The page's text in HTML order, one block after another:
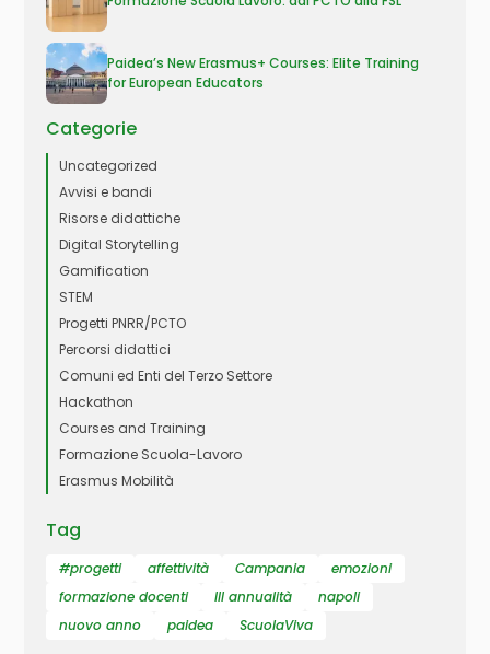
Paidea’s New Erasmus+ Courses: Elite Training
for European Educators
Categorie
Uncategorized
Avvisi e bandi
Risorse didattiche
Digital Storytelling
Gamification
STEM
Progetti PNRR/PCTO
Percorsi didattici
Comuni ed Enti del Terzo Settore
Hackathon
Courses and Training
Formazione Scuola-Lavoro
Erasmus Mobilità
Tag
#progetti affettività Campania
emozioni
formazione docenti
III annualità
napoli
nuovo anno
paidea ScuolaViva